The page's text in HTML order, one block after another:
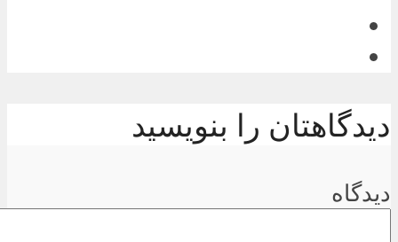
دیدگاهتان را بنویسید
دیدگاه